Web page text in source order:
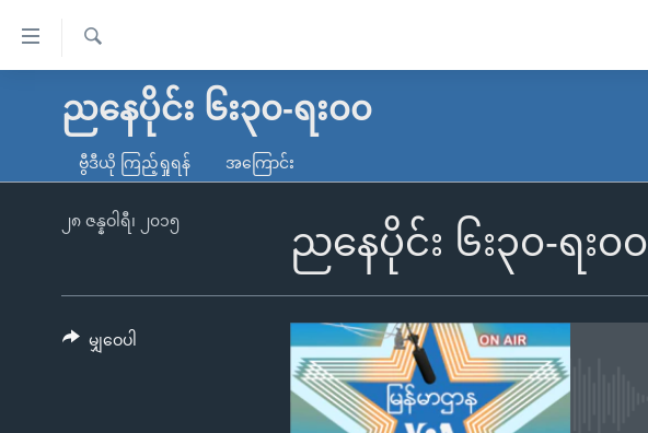
လွယ်ကူ
သည့်
မူလစာမျက်နှာ
ကမ္ဘာ့သတင်းများ
နိုင်ငံတကာ
တရုတ်
အစ္စရေး-ပါလက်စတိုင်း
ရပ်ဝန်းတခု လမ်းတခု အလွန်
အင်္ဂလိပ်စာလေ့လာမယ်
ရ
လာ
ညနေပိုင်း ၆း၃၀-ရး၀၀
ဗွီဒီယို ကြည့်ရှုရန် အကြောင်း
ညနေပိုင်း ၆း၃၀-ရး၀၀
၂၈ ဇန္နဝါရီ၊ ၂၀၁၅
မျှဝေပါ